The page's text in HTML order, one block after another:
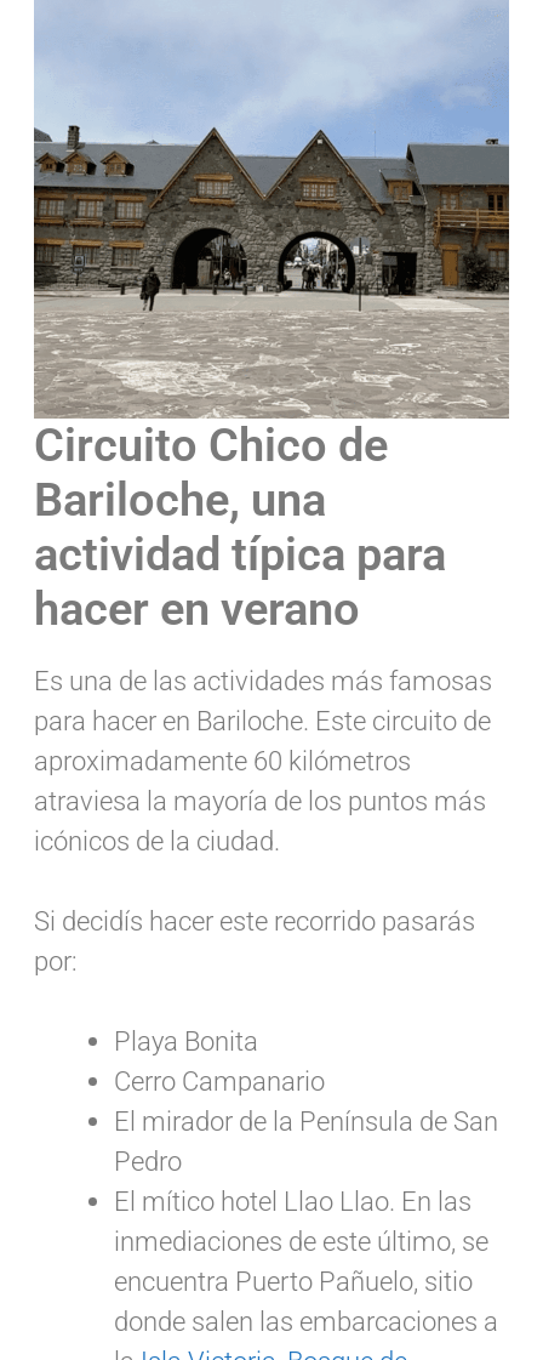
Circuito Chico de
Bariloche, una
actividad típica para
hacer en verano
Es una de las actividades más famosas
para hacer en Bariloche. Este circuito de
aproximadamente 60 kilómetros
atraviesa la mayoría de los puntos más
icónicos de la ciudad.
Si decidís hacer este recorrido pasarás
por:
Playa Bonita
Cerro Campanario
El mirador de la Península de San
Pedro
El mítico hotel Llao Llao. En las
inmediaciones de este último, se
encuentra Puerto Pañuelo, sitio
donde salen las embarcaciones a